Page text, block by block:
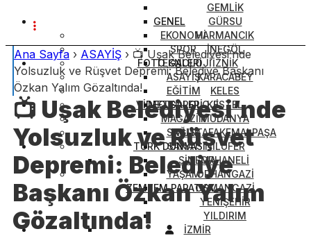
GEMLİK
GÜRSU
HARMANCIK
İNEGÖL
İZNİK
KARACABEY
KELES
KESTEL
MUDANYA
MUSTAFAKEMALPAŞA
NİLÜFER
ORHANELİ
ORHANGAZİ
OSMANGAZİ
YENİŞEHİR
YILDIRIM
İZMİR
GENEL
EKONOMİ
SPOR
TEKNOLOJİ
ASAYİŞ
EĞİTİM
METEOROLOJİ
MAGAZİN
SAĞLIK
SANAT
SİNEMA
YAŞAM
FOTO GALERİ
VİDEO GALERİ
TÜRK DÜNYASI
ZEMZEM PAPATYA
Ana Sayfa › ASAYİŞ › ​📺 Uşak Belediyesi’nde
Yolsuzluk ve Rüşvet Depremi: Belediye Başkanı
Özkan Yalım Gözaltında!
​📺 Uşak Belediyesi’nde
Yolsuzluk ve Rüşvet
Depremi: Belediye
Başkanı Özkan Yalım
Gözaltında!